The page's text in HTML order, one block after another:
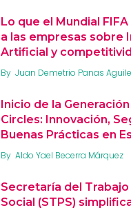
Lo que el Mundial
a las empresas sobre
Artificial y
By Juan Demetrio Panas
Inicio de la
Circles: Innovación,
Buenas Prácticas en
By Aldo Yael Becerra Márquez
Secretaría del Trabajo
Social (STPS)